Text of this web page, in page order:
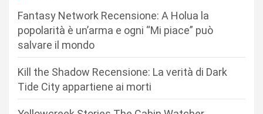
Fantasy Network Recensione: A Holua la
popolarità è un’arma e ogni “Mi piace” può
salvare il mondo
Kill the Shadow Recensione: La verità di Dark
Tide City appartiene ai morti